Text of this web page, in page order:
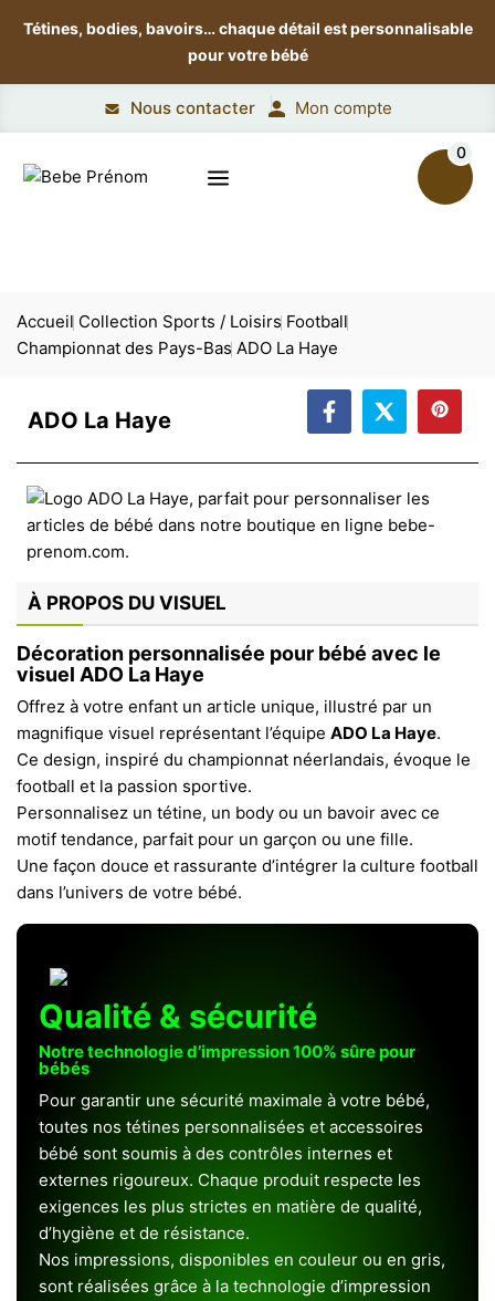
Tétines, bodies, bavoirs…chaque détail est personnalisable
pour votre bébé
Nous contacter Mon compte
0
Accueil Collection Sports / Loisirs Football
Championnat des Pays-Bas ADO La Haye
ADO La Haye
À PROPOS DU VISUEL
Décoration personnalisée pour bébé avec le
visuel ADO La Haye
Offrez à votre enfant un article unique, illustré par un
magnifique visuel représentant l’équipe ADO La Haye.
Ce design, inspiré du championnat néerlandais, évoque le
football et la passion sportive.
Personnalisez un tétine, un body ou un bavoir avec ce
motif tendance, parfait pour un garçon ou une fille.
Une façon douce et rassurante d’intégrer la culture football
dans l’univers de votre bébé.
Qualité & sécurité
Notre technologie d’impression 100% sûre pour
bébés
Pour garantir une sécurité maximale à votre bébé,
toutes nos tétines personnalisées et accessoires
bébé sont soumis à des contrôles internes et
externes rigoureux. Chaque produit respecte les
exigences les plus strictes en matière de qualité,
d’hygiène et de résistance.
Nos impressions, disponibles en couleur ou en gris,
sont réalisées grâce à la technologie d’impression